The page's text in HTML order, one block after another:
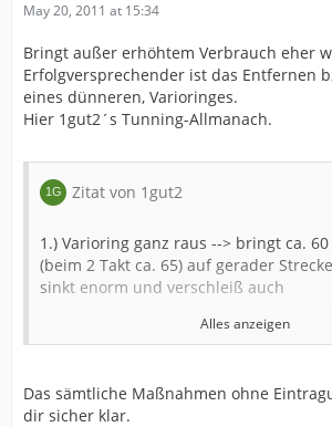
May 20, 2011 at 15:34
Bringt außer erhöhtem Verbrauch eher
Erfolgversprechender ist das Entfernen
eines dünneren, Varioringes.
Hier 1gut2´s Tunning-Allmanach.
Zitat von 1gut2
1.) Varioring ganz raus --> bringt ca.
(beim 2 Takt ca. 65) auf gerader
sinkt enorm und verschleiß auch
2.) Variorollen tauschen auf etwas
höher --> hat mehr kraft und druck von
(Spritverbrauch nimmt minimal zu
Alles anzeigen
Das sämtliche Maßnahmen ohne
dir sicher klar.